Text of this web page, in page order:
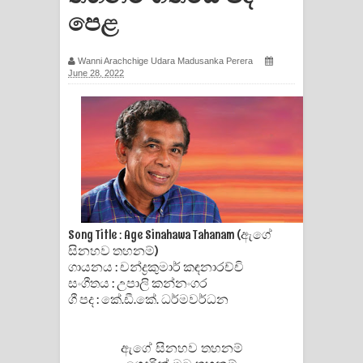
ගීතයේ පද පෙළ
Ras Balan Song Lyrics - රැස් බලන්
ගීතයේ පද පෙළ
Hoda sihiyen Song Lyrics - හොද
සිහියෙන් ගීතයේ පද පෙළ
Awanken Song Lyrics - අවංකෙන්
ගීතයේ පද පෙළ
පද පෙළ
පෙළ
Wanni Arachchige Udara Madusanka Perera
June 28, 2022
Song Title : Age Sinahawa Tahanam (ඇගේ
සිනහව තහනම්)
ගායනය : චන්ද්‍රකුමාර් කඳනාරච්චි
සංගීතය : උපාලි කන්නංගර
ගී පද : කේ.ඩී.කේ. ධර්මවර්ධන
ඇගේ සිනහව තහනම්